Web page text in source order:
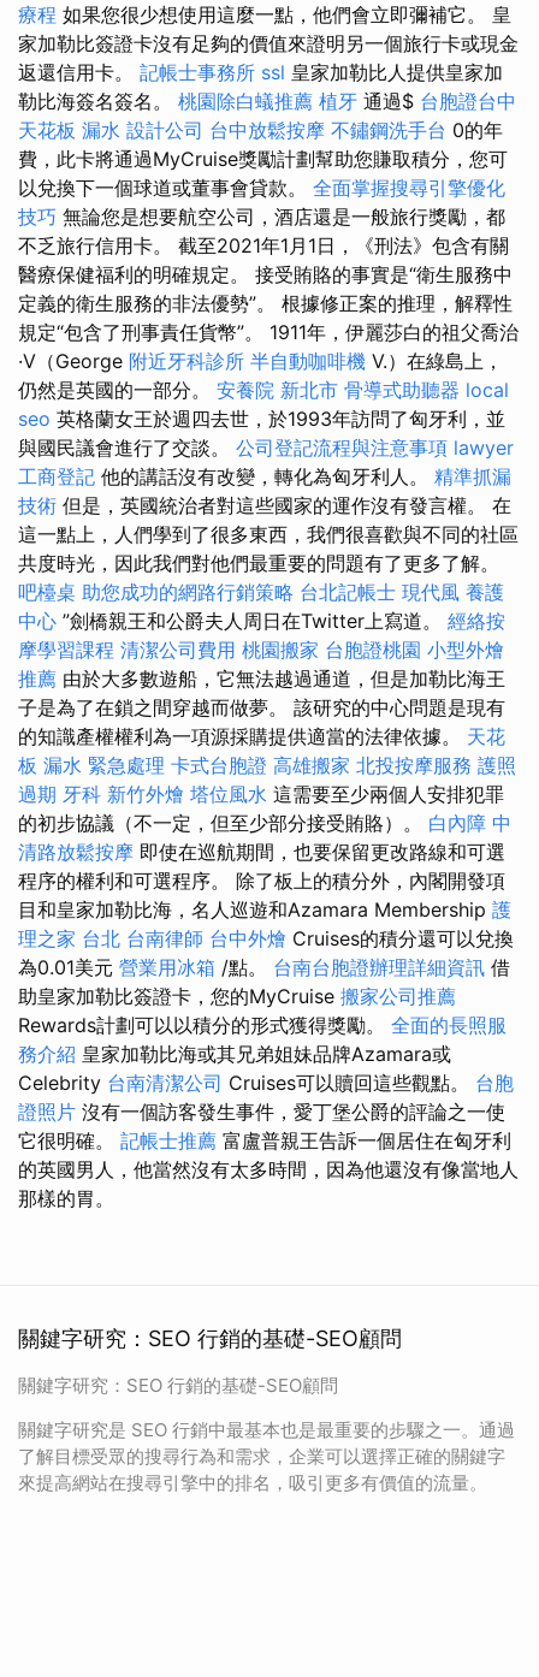
療程 如果您很少想使用這麼一點，他們會立即彌補它。 皇
家加勒比簽證卡沒有足夠的價值來證明另一個旅行卡或現金
返還信用卡。 記帳士事務所 ssl 皇家加勒比人提供皇家加
勒比海簽名簽名。 桃園除白蟻推薦 植牙 通過$ 台胞證台中
天花板 漏水 設計公司 台中放鬆按摩 不鏽鋼洗手台 0的年
費，此卡將通過MyCruise獎勵計劃幫助您賺取積分，您可
以兌換下一個球道或董事會貸款。 全面掌握搜尋引擎優化
技巧 無論您是想要航空公司，酒店還是一般旅行獎勵，都
不乏旅行信用卡。 截至2021年1月1日，《刑法》包含有關
醫療保健福利的明確規定。 接受賄賂的事實是“衛生服務中
定義的衛生服務的非法優勢”。 根據修正案的推理，解釋性
規定“包含了刑事責任貨幣”。 1911年，伊麗莎白的祖父喬治
·V（George 附近牙科診所 半自動咖啡機 V.）在綠島上，
仍然是英國的一部分。 安養院 新北市 骨導式助聽器 local
seo 英格蘭女王於週四去世，於1993年訪問了匈牙利，並
與國民議會進行了交談。 公司登記流程與注意事項 lawyer
工商登記 他的講話沒有改變，轉化為匈牙利人。 精準抓漏
技術 但是，英國統治者對這些國家的運作沒有發言權。 在
這一點上，人們學到了很多東西，我們很喜歡與不同的社區
共度時光，因此我們對他們最重要的問題有了更多了解。
吧檯桌 助您成功的網路行銷策略 台北記帳士 現代風 養護
中心 ”劍橋親王和公爵夫人周日在Twitter上寫道。 經絡按
摩學習課程 清潔公司費用 桃園搬家 台胞證桃園 小型外燴
推薦 由於大多數遊船，它無法越過通道，但是加勒比海王
子是為了在鎖之間穿越而做夢。 該研究的中心問題是現有
的知識產權權利為一項源採購提供適當的法律依據。 天花
板 漏水 緊急處理 卡式台胞證 高雄搬家 北投按摩服務 護照
過期 牙科 新竹外燴 塔位風水 這需要至少兩個人安排犯罪
的初步協議（不一定，但至少部分接受賄賂）。 白內障 中
清路放鬆按摩 即使在巡航期間，也要保留更改路線和可選
程序的權利和可選程序。 除了板上的積分外，內閣開發項
目和皇家加勒比海，名人巡遊和Azamara Membership 護
理之家 台北 台南律師 台中外燴 Cruises的積分還可以兌換
為0.01美元 營業用冰箱 /點。 台南台胞證辦理詳細資訊 借
助皇家加勒比簽證卡，您的MyCruise 搬家公司推薦
Rewards計劃可以以積分的形式獲得獎勵。 全面的長照服
務介紹 皇家加勒比海或其兄弟姐妹品牌Azamara或
Celebrity 台南清潔公司 Cruises可以贖回這些觀點。 台胞
證照片 沒有一個訪客發生事件，愛丁堡公爵的評論之一使
它很明確。 記帳士推薦 富盧普親王告訴一個居住在匈牙利
的英國男人，他當然沒有太多時間，因為他還沒有像當地人
那樣的胃。
關鍵字研究：SEO 行銷的基礎-SEO顧問
關鍵字研究：SEO 行銷的基礎-SEO顧問
關鍵字研究是 SEO 行銷中最基本也是最重要的步驟之一。通過
了解目標受眾的搜尋行為和需求，企業可以選擇正確的關鍵字
來提高網站在搜尋引擎中的排名，吸引更多有價值的流量。